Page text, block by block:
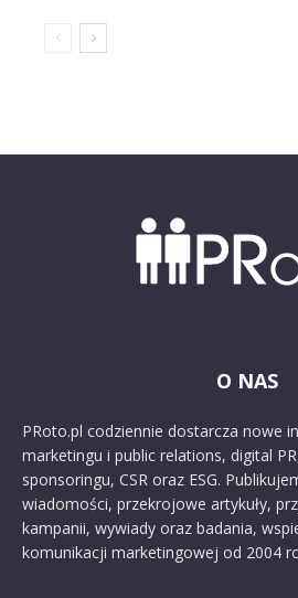
O NAS
PRoto.pl codziennie dostarcza nowe
marketingu i public relations, digital
sponsoringu, CSR oraz ESG.
wiadomości, przekrojowe artykuły,
kampanii, wywiady oraz badania,
komunikacji marketingowej od 2004